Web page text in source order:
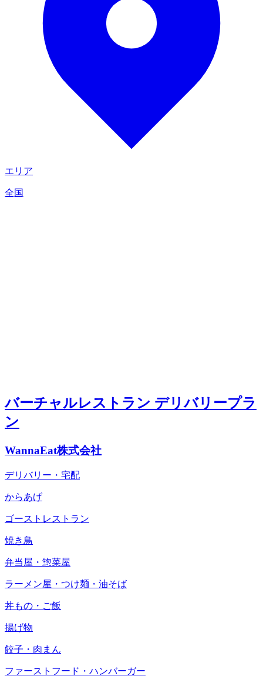
エリア
全国
バーチャルレストラン デリバリープラ
ン
WannaEat株式会社
デリバリー・宅配
からあげ
ゴーストレストラン
焼き鳥
弁当屋・惣菜屋
ラーメン屋・つけ麺・油そば
丼もの・ご飯
揚げ物
餃子・肉まん
ファーストフード・ハンバーガー